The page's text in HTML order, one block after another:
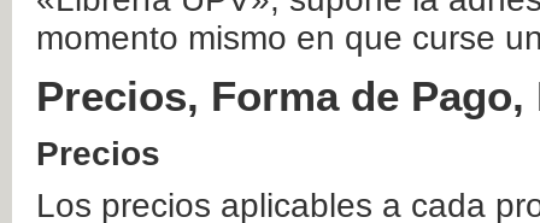
momento mismo en que curse
Precios, Forma de
Precios
Los precios aplicables a cada